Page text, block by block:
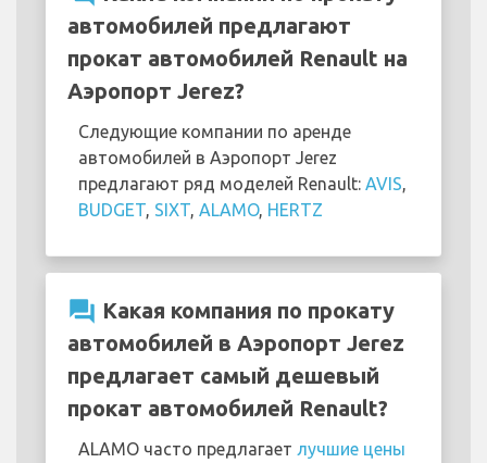
автомобилей предлагают
прокат автомобилей Renault на
Аэропорт Jerez?
Следующие компании по аренде
автомобилей в Аэропорт Jerez
предлагают ряд моделей Renault: AVIS
BUDGET SIXT ALAMO, HERTZ
question_answer Какая компания по прокату
автомобилей в Аэропорт Jerez
предлагает самый дешевый
прокат автомобилей Renault?
ALAMO часто предлагает лучшие цены